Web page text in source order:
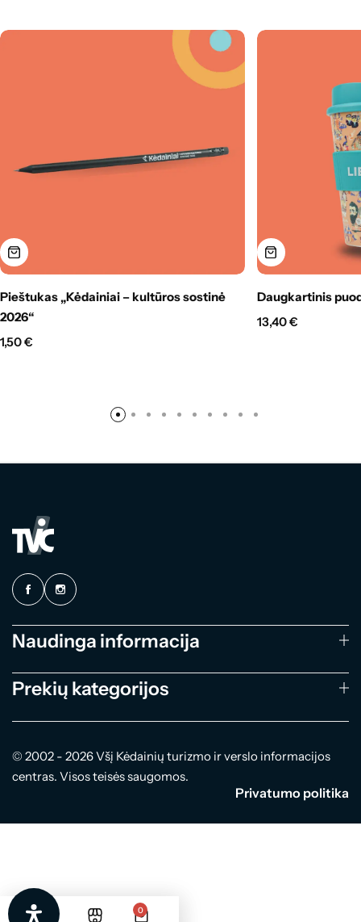
Pieštukas „Kėdainiai – kultūros sostinė
2026“
1,50€
Daugkartinis
13,40€
Naudinga informacija
Prekių kategorijos
© 2002 - 2026 Všį Kėdainių turizmo ir verslo informacijos
centras. Visos teisės saugomos.
Privatumo politika
0